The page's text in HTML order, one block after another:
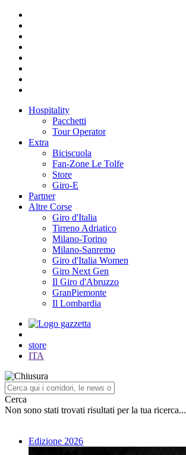
Hospitality
Pacchetti
Tour Operator
Extra
Biciscuola
Fan-Zone Le Tolfe
Store
Giro-E
Partner
Altre Corse
Giro d'Italia
Tirreno Adriatico
Milano-Torino
Milano-Sanremo
Giro d'Italia Women
Giro Next Gen
Il Giro d'Abruzzo
GranPiemonte
Il Lombardia
store
ITA
Cerca
Non sono stati trovati risultati per la tua ricerca...
Edizione 2026